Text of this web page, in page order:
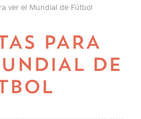
ver el Mundial de Fútbol
PARA
DE